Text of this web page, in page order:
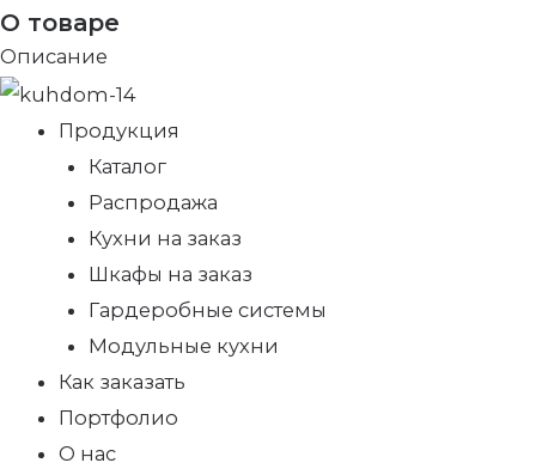
О товаре
Описание
Продукция
Каталог
Распродажа
Кухни на заказ
Шкафы на заказ
Гардеробные системы
Модульные кухни
Как заказать
Портфолио
О нас